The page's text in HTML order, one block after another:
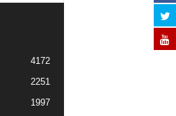
4172
2251
1997